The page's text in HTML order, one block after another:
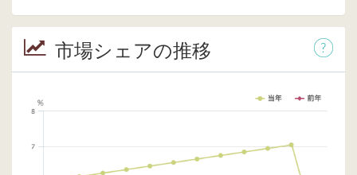
市場シェアの推移